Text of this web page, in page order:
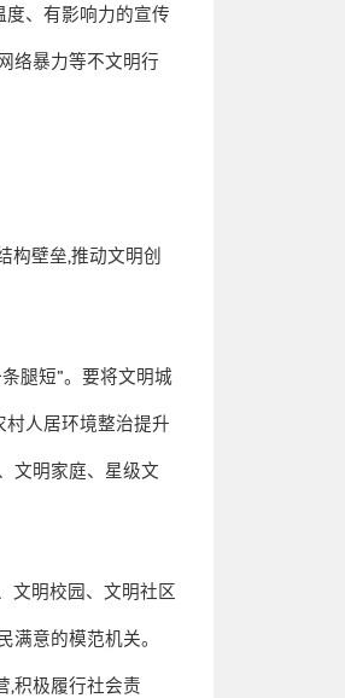
、有影响力的宣传
络暴力等不文明行
构壁垒,推动文明创
腿短”。要将文明城
村人居环境整治提升
文明家庭、星级文
文明校园、文明社区
满意的模范机关。
,积极履行社会责